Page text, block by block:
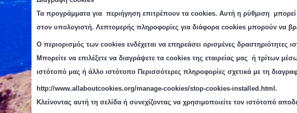
Τα προγράμματα για περιήγηση επιτρέπουν τα cookies. Αυτή η ρύθμιση μπορεί
στον υπολογιστή. Λεπτομερής πληροφορίες για διάφορα cookies μπορούν να
Ο περιορισμός των cookies ενδέχεται να επηρεάσει ορισμένες δραστηριότητες
Μπορείτε να επιλέξετε να διαγράψετε τα cookies της εταιρείας μας ή τρίτων
ιστότοπό μας ή άλλο ιστότοπο Περισσότερες πληροφορίες σχετικά με τη
http://www.allaboutcookies.org/manage-cookies/stop-cookies-installed.html.
Κλείνοντας αυτή τη σελίδα ή συνεχίζοντας να χρησιμοποιείτε τον ιστότοπό